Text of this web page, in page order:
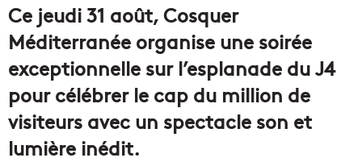
Ce jeudi 31 août, Cosquer
Méditerranée organise une soirée
exceptionnelle sur l’esplanade du J4
pour célébrer le cap du million de
visiteurs avec un spectacle son et
lumière inédit.